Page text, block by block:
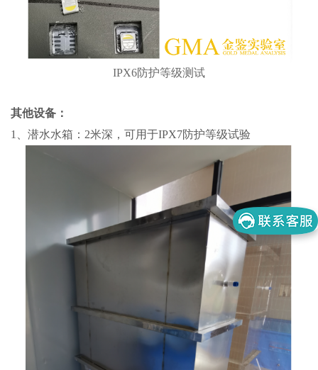
IPX6防护等级测试
其他设备 ：
1、潜水水箱：2米深，可用于IPX7防护等级试验